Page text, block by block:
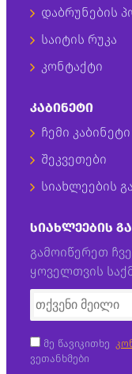
დაბრუნების
საიტის რუკა
კონტაქტი
ᲙᲐᲑᲘᲜᲔᲢᲘ
ჩემი კაბინეტი
შეკვეთები
სიახლეების
ᲡᲘᲐᲮᲚᲔᲔᲑᲘᲡ
გამოიწერეთ
ყოველთვის
მე წავიკითხე
ვეთანხმები